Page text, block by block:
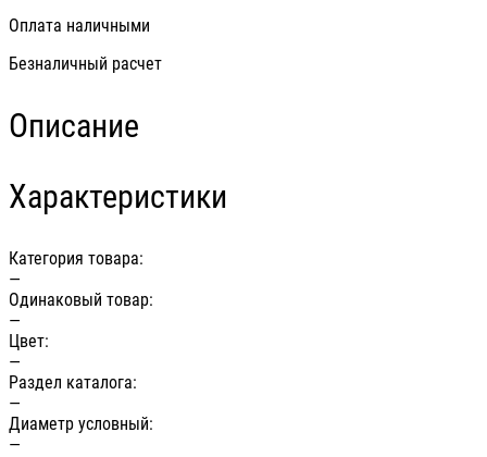
Оплата наличными
Безналичный расчет
Описание
Характеристики
Категория товара:
—
Одинаковый товар:
—
Цвет:
—
Раздел каталога:
—
Диаметр условный:
—